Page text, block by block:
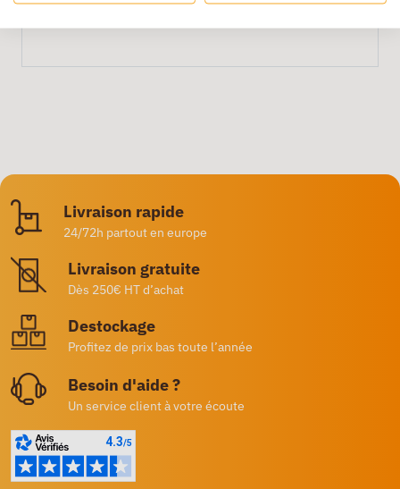
Colis de 25 cartons.
Livraison rapide
24/72h partout en europe
Livraison gratuite
Dès 250€ HT d’achat
Destockage
Profitez de prix bas toute l’année
Besoin d'aide ?
Un service client à votre écoute